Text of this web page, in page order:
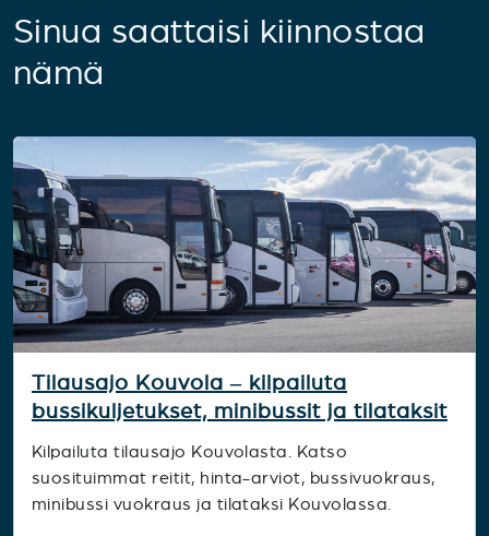
Sinua saattaisi kiinnostaa
nämä
Tilausajo Kouvola – kilpailuta
bussikuljetukset, minibussit ja tilataksit
Kilpailuta tilausajo Kouvolasta. Katso
suosituimmat reitit, hinta-arviot, bussivuokraus,
minibussi vuokraus ja tilataksi Kouvolassa.